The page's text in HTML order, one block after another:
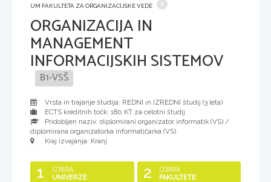
UM FAKULTETA ZA ORGANIZACIJSKE VEDE
ORGANIZACIJA IN
MANAGEMENT
INFORMACIJSKIH SISTEMOV
B1-VSŠ
Vrsta in trajanje študija: REDNI in IZREDNI študij (3 leta)
ECTS kreditnih točk: 180 KT za celotni študij
Pridobljen naziv: diplomirani organizator informatik (VS) /
diplomirana organizatorka informatičarka (VS)
Kraj izvajanja: Kranj
1
IZBIRA
UNIVERZE
2
IZBIRA
FAKULTETE